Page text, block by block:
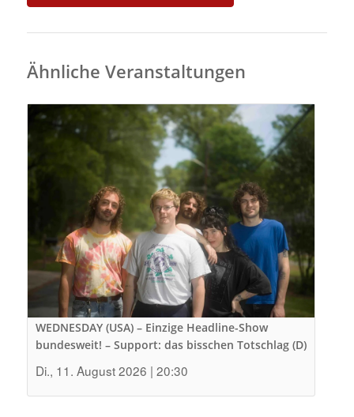
Ähnliche Veranstaltungen
WEDNESDAY (USA) – Einzige Headline-Show
bundesweit! – Support: das bisschen Totschlag (D)
Di., 11. August 2026 | 20:30